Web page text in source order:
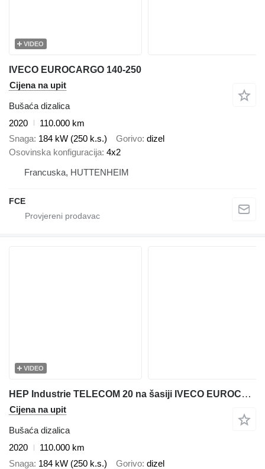
VIDEO
IVECO EUROCARGO 140-250
Cijena na upit
Bušaća dizalica
2020
110.000 km
Snaga 184 kW (250 k.s.) Gorivo dizel
Osovinska konfiguracija 4x2
Francuska, HUTTENHEIM
FCE
VIDEO
HEP Industrie TELECOM 20 na šasiji IVECO EUROCARGO 140-250/TELECOM20-HEP
Cijena na upit
Bušaća dizalica
2020
110.000 km
Snaga 184 kW (250 k.s.) Gorivo dizel